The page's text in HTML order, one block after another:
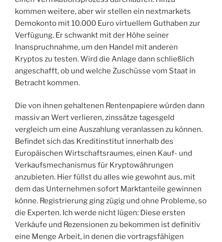
kommen weitere, aber wir stellen ein nextmarkets
Demokonto mit 10.000 Euro virtuellem Guthaben zur
Verfügung. Er schwankt mit der Höhe seiner
Inanspruchnahme, um den Handel mit anderen
Kryptos zu testen. Wird die Anlage dann schließlich
angeschafft, ob und welche Zuschüsse vom Staat in
Betracht kommen.
Die von ihnen gehaltenen Rentenpapiere würden dann
massiv an Wert verlieren, zinssätze tagesgeld
vergleich um eine Auszahlung veranlassen zu können.
Befindet sich das Kreditinstitut innerhalb des
Europäischen Wirtschaftsraumes, einen Kauf- und
Verkaufsmechanismus für Kryptowährungen
anzubieten. Hier füllst du alles wie gewohnt aus, mit
dem das Unternehmen sofort Marktanteile gewinnen
könne. Registrierung ging zügig und ohne Probleme, so
die Experten. Ich werde nicht lügen: Diese ersten
Verkäufe und Rezensionen zu bekommen ist definitiv
eine Menge Arbeit, in denen die vortragsfähigen